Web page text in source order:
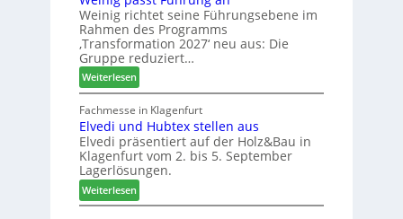
b
e
r
c
e
r
:
a
b
i
l
e
e
Weinig richtet seine Führungsebene im
Rahmen des Programms
‚Transformation 2027‘ neu aus: Die
Gruppe reduziert…
Weiterlesen:
W
e
i
n
i
g
p
a
Fachmesse in Klagenfurt
Elvedi und Hubtex stellen aus
Elvedi präsentiert auf der Holz&Bau in
Klagenfurt vom 2. bis 5. September
Lagerlösungen.
Weiterlesen:
E